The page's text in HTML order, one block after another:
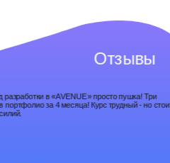
Отзывы
разработки в «AVENUE» просто пушка! Три
портфолио за 4 месяца! Курс трудный - но